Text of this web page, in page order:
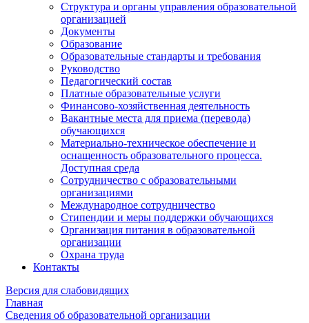
Структура и органы управления образовательной
организацией
Документы
Образование
Образовательные стандарты и требования
Руководство
Педагогический состав
Платные образовательные услуги
Финансово-хозяйственная деятельность
Вакантные места для приема (перевода)
обучающихся
Материально-техническое обеспечение и
оснащенность образовательного процесса.
Доступная среда
Сотрудничество с образовательными
организациями
Международное сотрудничество
Стипендии и меры поддержки обучающихся
Организация питания в образовательной
организации
Охрана труда
Контакты
Версия для слабовидящих
Главная
Сведения об образовательной организации